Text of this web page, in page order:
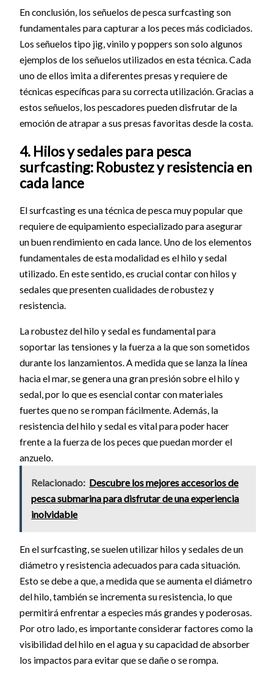
En conclusión, los señuelos de pesca surfcasting son
fundamentales para capturar a los peces más codiciados.
Los señuelos tipo jig, vinilo y poppers son solo algunos
ejemplos de los señuelos utilizados en esta técnica. Cada
uno de ellos imita a diferentes presas y requiere de
técnicas específicas para su correcta utilización. Gracias a
estos señuelos, los pescadores pueden disfrutar de la
emoción de atrapar a sus presas favoritas desde la costa.
4. Hilos y sedales para pesca
surfcasting: Robustez y resistencia en
cada lance
El surfcasting es una técnica de pesca muy popular que
requiere de equipamiento especializado para asegurar
un buen rendimiento en cada lance. Uno de los elementos
fundamentales de esta modalidad es el hilo y sedal
utilizado. En este sentido, es crucial contar con hilos y
sedales que presenten cualidades de robustez y
resistencia.
La robustez del hilo y sedal es fundamental para
soportar las tensiones y la fuerza a la que son sometidos
durante los lanzamientos. A medida que se lanza la línea
hacia el mar, se genera una gran presión sobre el hilo y
sedal, por lo que es esencial contar con materiales
fuertes que no se rompan fácilmente. Además, la
resistencia del hilo y sedal es vital para poder hacer
frente a la fuerza de los peces que puedan morder el
anzuelo.
Relacionado: Descubre los mejores accesorios de
pesca submarina para disfrutar de una experiencia
inolvidable
En el surfcasting, se suelen utilizar hilos y sedales de un
diámetro y resistencia adecuados para cada situación.
Esto se debe a que, a medida que se aumenta el diámetro
del hilo, también se incrementa su resistencia, lo que
permitirá enfrentar a especies más grandes y poderosas.
Por otro lado, es importante considerar factores como la
visibilidad del hilo en el agua y su capacidad de absorber
los impactos para evitar que se dañe o se rompa.